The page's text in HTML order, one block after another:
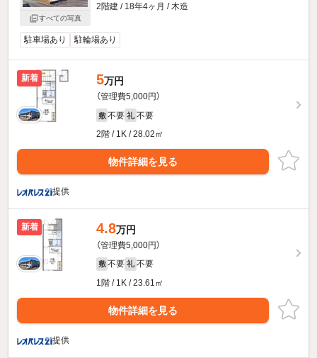
すべての写真
2階建 / 18年4ヶ月 / 木造
駐車場あり 駐輪場あり
新着 5万円
（管理費5,000円）
敷 不要 礼 不要
2階 / 1K / 28.02㎡
物件詳細を見る
提供
新着 4.8万円
（管理費5,000円）
敷 不要 礼 不要
1階 / 1K / 23.61㎡
物件詳細を見る
提供